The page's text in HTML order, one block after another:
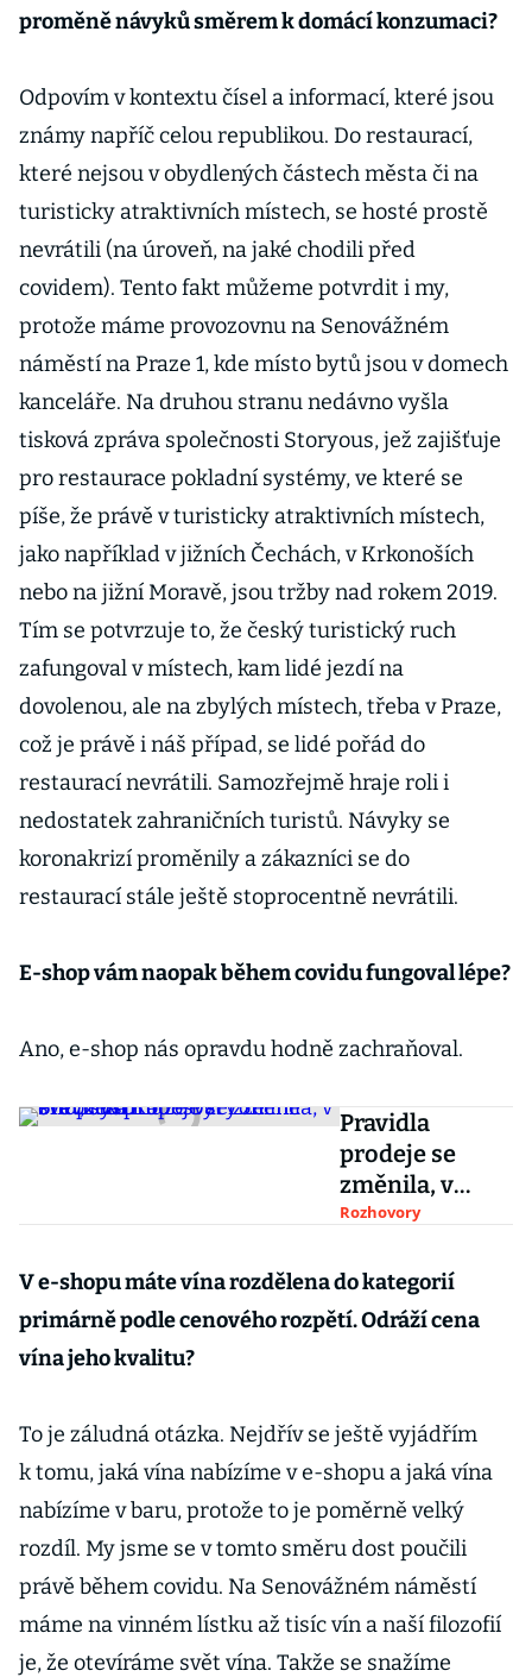
proměně návyků směrem k domácí konzumaci?
Odpovím v kontextu čísel a informací, které jsou
známy napříč celou republikou. Do restaurací,
které nejsou v obydlených částech města či na
turisticky atraktivních místech, se hosté prostě
nevrátili (na úroveň, na jaké chodili před
covidem). Tento fakt můžeme potvrdit i my,
protože máme provozovnu na Senovážném
náměstí na Praze 1, kde místo bytů jsou v domech
kanceláře. Na druhou stranu nedávno vyšla
tisková zpráva společnosti Storyous, jež zajišťuje
pro restaurace pokladní systémy, ve které se
píše, že právě v turisticky atraktivních místech,
jako například v jižních Čechách, v Krkonoších
nebo na jižní Moravě, jsou tržby nad rokem 2019.
Tím se potvrzuje to, že český turistický ruch
zafungoval v místech, kam lidé jezdí na
dovolenou, ale na zbylých místech, třeba v Praze,
což je právě i náš případ, se lidé pořád do
restaurací nevrátili. Samozřejmě hraje roli i
nedostatek zahraničních turistů. Návyky se
koronakrizí proměnily a zákazníci se do
restaurací stále ještě stoprocentně nevrátili.
E-shop vám naopak během covidu fungoval lépe?
Ano, e-shop nás opravdu hodně zachraňoval.
Pravidla
prodeje se
změnila, v
ohrožení může
svět, říká
Kapošváry ze
Rozhovory
V e-shopu máte vína rozdělena do kategorií
primárně podle cenového rozpětí. Odráží cena
vína jeho kvalitu?
To je záludná otázka. Nejdřív se ještě vyjádřím
k tomu, jaká vína nabízíme v e-shopu a jaká vína
nabízíme v baru, protože to je poměrně velký
rozdíl. My jsme se v tomto směru dost poučili
právě během covidu. Na Senovážném náměstí
máme na vinném lístku až tisíc vín a naší filozofií
je, že otevíráme svět vína. Takže se snažíme